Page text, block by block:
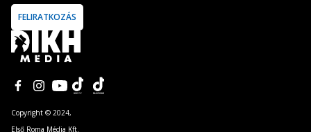
Copyright © 2024,
Első Roma Média Kft.